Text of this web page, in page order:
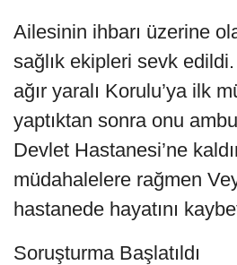
Ailesinin ihbarı üzerine
sağlık ekipleri sevk
ağır yaralı Korulu’ya ilk
yaptıktan sonra onu
Devlet Hastanesi’ne
müdahalelere rağmen
hastanede hayatını
Soruşturma Başlatıldı